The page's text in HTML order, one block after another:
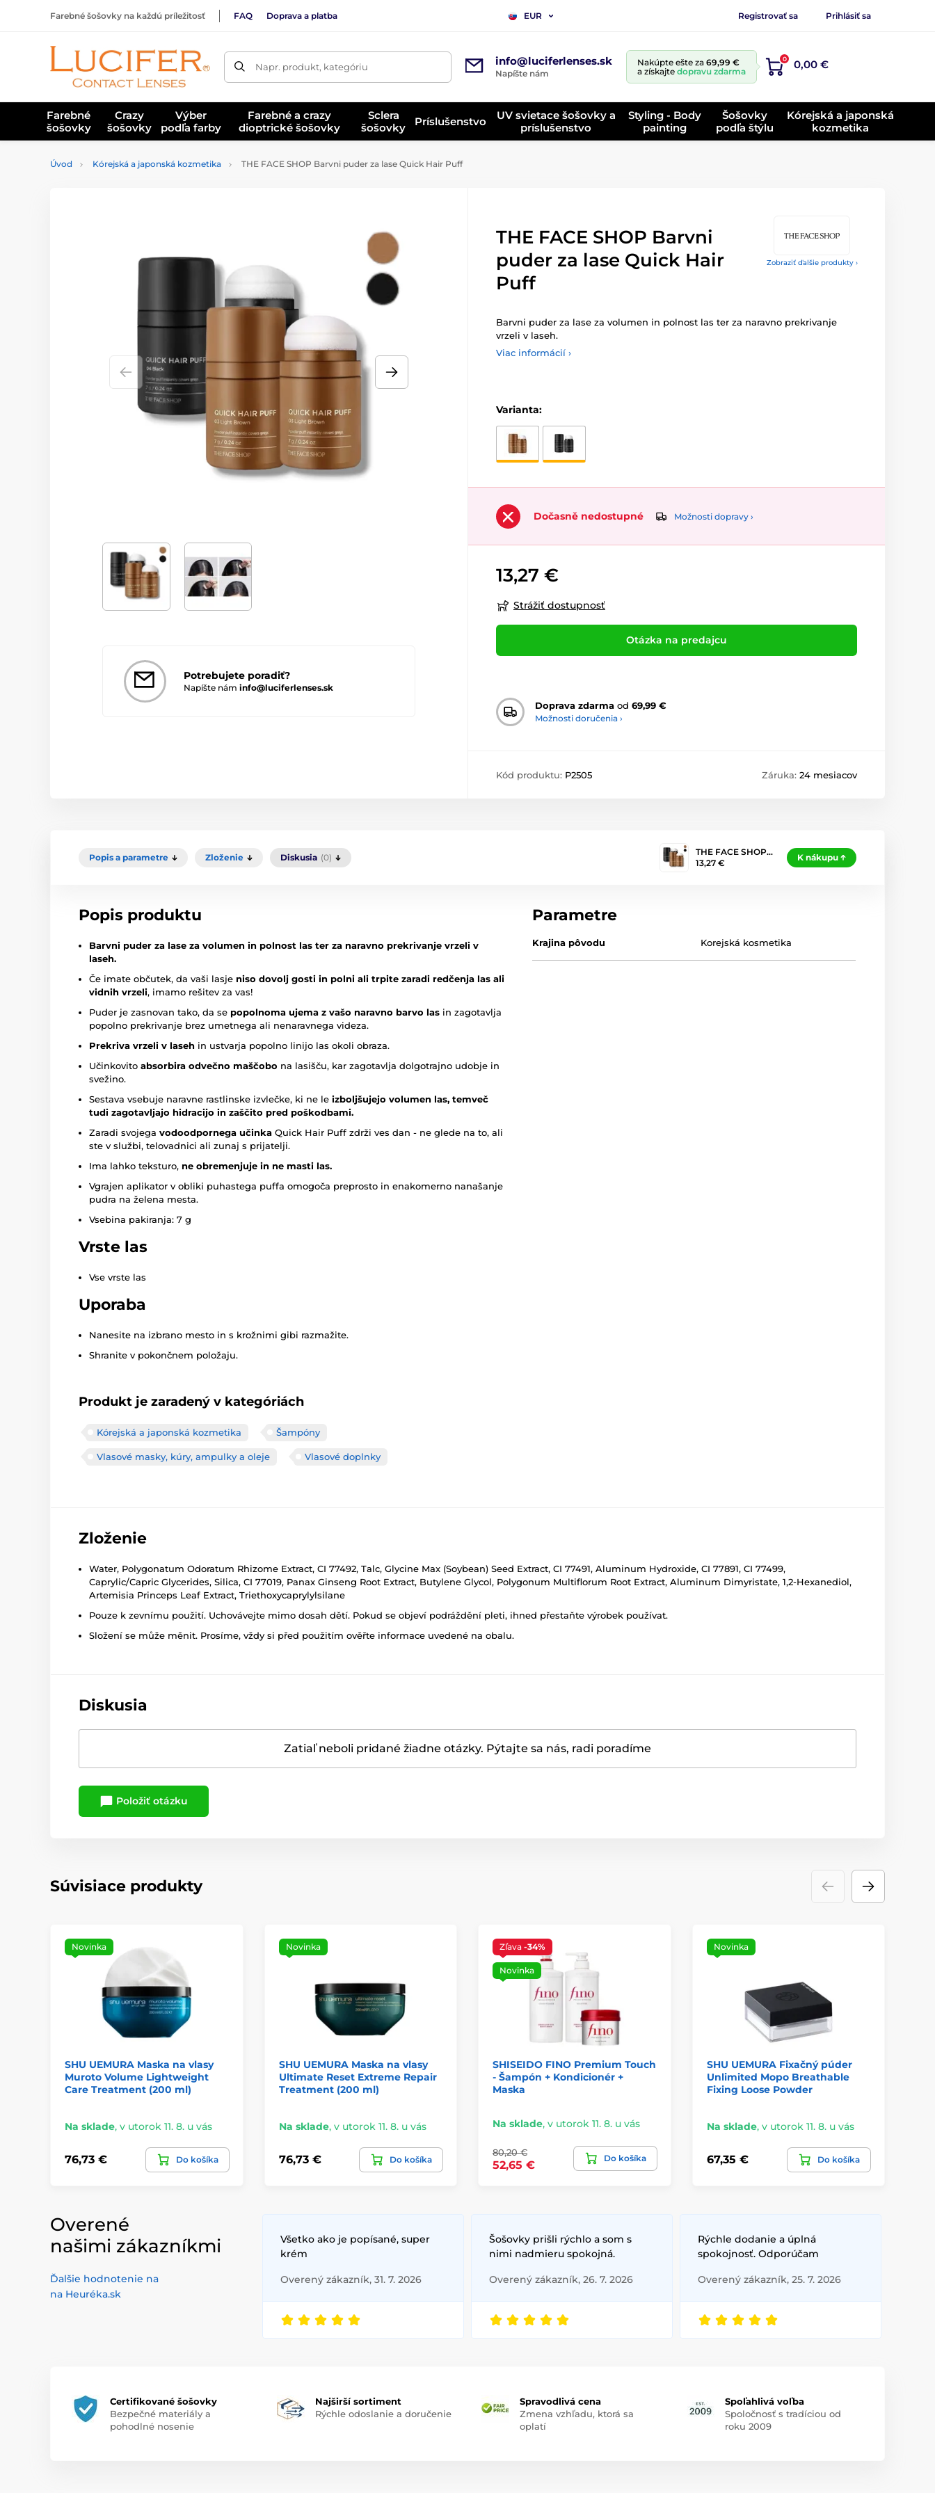
Farebné šošovky na každú príležitosť FAQ Doprava a platba EUR Registrovať sa Prihlásiť sa
Napr. produkt, kategóriu info@luciferlenses.sk
Napíšte nám
Nakúpte ešte za 69,99 €
a získajte dopravu zdarma
0 0,00 €
Farebné
šošovky
Crazy
šošovky
Výber
podľa farby
Farebné a crazy
dioptrické šošovky
Sclera
šošovky
Príslušenstvo
UV svietace šošovky a
príslušenstvo
Styling - Body
painting
Šošovky
podľa štýlu
Kórejská a japonská
kozmetika
Úvod Kórejská a japonská kozmetika THE FACE SHOP Barvni puder za lase Quick Hair Puff
Zobraziť ďalšie produkty ›
Potrebujete poradiť?
Napíšte nám info@luciferlenses.sk
THE FACE SHOP Barvni
puder za lase Quick Hair
Puff
Barvni puder za lase za volumen in polnost las ter za naravno prekrivanje
vrzeli v laseh.
Viac informácií ›
Varianta:
Dočasně nedostupné Možnosti dopravy ›
13,27 €
Strážiť dostupnosť
Otázka na predajcu
Doprava zdarma od 69,99 €
Možnosti doručenia ›
Kód produktu: P2505 Záruka: 24 mesiacov
Popis a parametre Zloženie Diskusia (0)
THE FACE SHOP…
13,27 €
K nákupu
Popis produktu
Barvni puder za lase za volumen in polnost las ter za naravno prekrivanje vrzeli v
laseh.
Če imate občutek, da vaši lasje niso dovolj gosti in polni ali trpite zaradi redčenja las ali
vidnih vrzeli, imamo rešitev za vas!
Puder je zasnovan tako, da se popolnoma ujema z vašo naravno barvo las in zagotavlja
popolno prekrivanje brez umetnega ali nenaravnega videza.
Prekriva vrzeli v laseh in ustvarja popolno linijo las okoli obraza.
Učinkovito absorbira odvečno maščobo na lasišču, kar zagotavlja dolgotrajno udobje in
svežino.
Sestava vsebuje naravne rastlinske izvlečke, ki ne le izboljšujejo volumen las, temveč
tudi zagotavljajo hidracijo in zaščito pred poškodbami.
Zaradi svojega vodoodpornega učinka Quick Hair Puff zdrži ves dan - ne glede na to, ali
ste v službi, telovadnici ali zunaj s prijatelji.
Ima lahko teksturo, ne obremenjuje in ne masti las.
Vgrajen aplikator v obliki puhastega puffa omogoča preprosto in enakomerno nanašanje
pudra na želena mesta.
Vsebina pakiranja: 7 g
Vrste las
Vse vrste las
Uporaba
Nanesite na izbrano mesto in s krožnimi gibi razmažite.
Shranite v pokončnem položaju.
Produkt je zaradený v kategóriách
Kórejská a japonská kozmetika Šampóny
Vlasové masky, kúry, ampulky a oleje Vlasové doplnky
Parametre
Krajina pôvodu Korejská kosmetika
Zloženie
Water, Polygonatum Odoratum Rhizome Extract, CI 77492, Talc, Glycine Max (Soybean) Seed Extract, CI 77491, Aluminum Hydroxide, CI 77891, CI 77499,
Caprylic/Capric Glycerides, Silica, CI 77019, Panax Ginseng Root Extract, Butylene Glycol, Polygonum Multiflorum Root Extract, Aluminum Dimyristate, 1,2-Hexanediol,
Artemisia Princeps Leaf Extract, Triethoxycaprylylsilane
Pouze k zevnímu použití. Uchovávejte mimo dosah dětí. Pokud se objeví podráždění pleti, ihned přestaňte výrobek používat.
Složení se může měnit. Prosíme, vždy si před použitím ověřte informace uvedené na obalu.
Diskusia
Zatiaľ neboli pridané žiadne otázky. Pýtajte sa nás, radi poradíme
Položiť otázku
Súvisiace produkty
Novinka
SHU UEMURA Maska na vlasy
Muroto Volume Lightweight
Care Treatment (200 ml)
Na sklade, v utorok 11. 8. u vás
76,73 € Do košíka
Novinka
SHU UEMURA Maska na vlasy
Ultimate Reset Extreme Repair
Treatment (200 ml)
Na sklade, v utorok 11. 8. u vás
76,73 € Do košíka
Zľava -34%
Novinka
SHISEIDO FINO Premium Touch
- Šampón + Kondicionér +
Maska
Na sklade, v utorok 11. 8. u vás
80,20 €
52,65 €
Do košíka
Novinka
SHU UEMURA Fixačný púder
Unlimited Mopo Breathable
Fixing Loose Powder
Na sklade, v utorok 11. 8. u vás
67,35 € Do košíka
Overené
našimi zákazníkmi
Ďalšie hodnotenie na
na Heuréka.sk
Všetko ako je popísané, super
krém
Overený zákazník, 31. 7. 2026
Šošovky prišli rýchlo a som s
nimi nadmieru spokojná.
Overený zákazník, 26. 7. 2026
Rýchle dodanie a úplná
spokojnosť. Odporúčam
Overený zákazník, 25. 7. 2026
Certifikované šošovky
Bezpečné materiály a
pohodlné nosenie
Najširší sortiment
Rýchle odoslanie a doručenie
Spravodlivá cena
Zmena vzhľadu, ktorá sa
oplatí
Spoľahlivá voľba
Spoločnosť s tradíciou od
roku 2009